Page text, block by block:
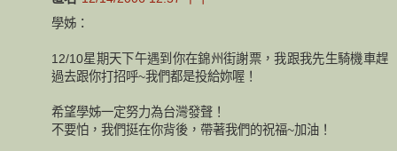
學姊：
12/10星期天下午遇到你在錦州街謝票，我跟我先生騎機車趕
過去跟你打招呼~我們都是投給妳喔！
希望學姊一定努力為台灣發聲！
不要怕，我們挺在你背後，帶著我們的祝福~加油！